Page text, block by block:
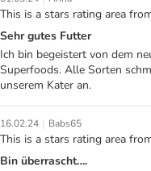
This is a stars rating area
Sehr gutes Futter
Ich bin begeistert von dem
Superfoods. Alle Sorten
unserem Kater an.
16.02.24 | Babs65
This is a stars rating area
Bin überrascht….